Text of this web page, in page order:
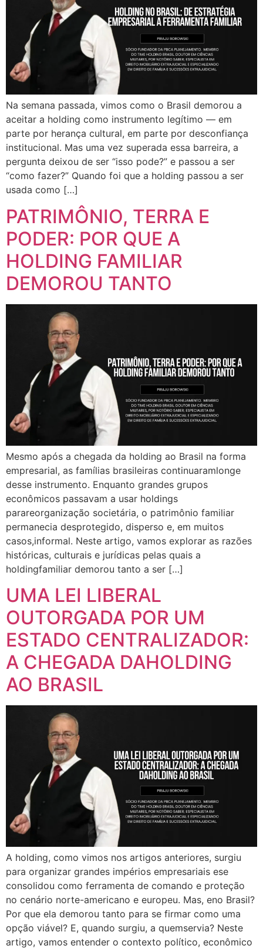
Na semana passada, vimos como o Brasil demorou a
aceitar a holding como instrumento legítimo — em
parte por herança cultural, em parte por desconfiança
institucional. Mas uma vez superada essa barreira, a
pergunta deixou de ser “isso pode?” e passou a ser
“como fazer?” Quando foi que a holding passou a ser
usada como […]
PATRIMÔNIO, TERRA E
PODER: POR QUE A
HOLDING FAMILIAR
DEMOROU TANTO
Mesmo após a chegada da holding ao Brasil na forma
empresarial, as famílias brasileiras continuaramlonge
desse instrumento. Enquanto grandes grupos
econômicos passavam a usar holdings
parareorganização societária, o patrimônio familiar
permanecia desprotegido, disperso e, em muitos
casos,informal. Neste artigo, vamos explorar as razões
históricas, culturais e jurídicas pelas quais a
holdingfamiliar demorou tanto a ser […]
UMA LEI LIBERAL
OUTORGADA POR UM
ESTADO CENTRALIZADOR:
A CHEGADA DAHOLDING
AO BRASIL
A holding, como vimos nos artigos anteriores, surgiu
para organizar grandes impérios empresariais ese
consolidou como ferramenta de comando e proteção
no cenário norte-americano e europeu. Mas, eno Brasil?
Por que ela demorou tanto para se firmar como uma
opção viável? E, quando surgiu, a quemservia? Neste
artigo, vamos entender o contexto político, econômico